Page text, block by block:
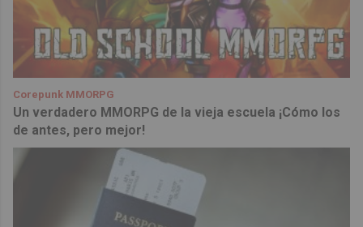
Corepunk MMORPG
Un verdadero MMORPG de la vieja escuela ¡Cómo los
de antes, pero mejor!